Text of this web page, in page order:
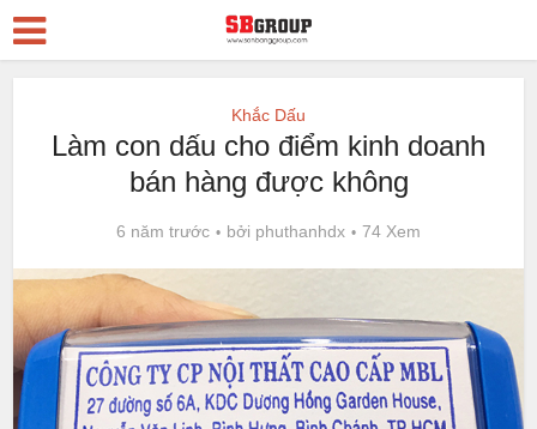
Khắc Dấu
Làm con dấu cho điểm kinh doanh
bán hàng được không
6 năm trước bởi phuthanhdx 74 Xem